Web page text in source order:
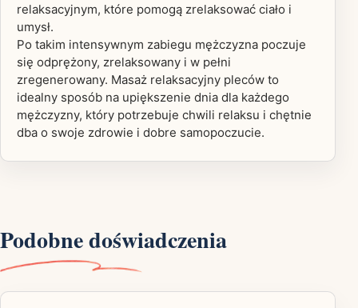
relaksacyjnym, które pomogą zrelaksować ciało i
umysł.
Po takim intensywnym zabiegu mężczyzna poczuje
się odprężony, zrelaksowany i w pełni
zregenerowany. Masaż relaksacyjny pleców to
idealny sposób na upiększenie dnia dla każdego
mężczyzny, który potrzebuje chwili relaksu i chętnie
dba o swoje zdrowie i dobre samopoczucie.
Podobne doświadczenia